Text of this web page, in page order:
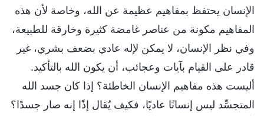
الإنسان يحتفظ بمفاهيم عظيمة عن الله، وخاصة لأن هذه
المفاهيم مكونة من عناصر غامضة كثيرة وخارقة للطبيعة،
وفي نظر الإنسان، لا يمكن لإله عادي بضعف بشري، غير
قادر على القيام بآيات وعجائب، أن يكون الله بالتأكيد.
أليست هذه مفاهيم الإنسان الخاطئة؟ إذا كان جسد الله
المتجسِّد ليس إنسانًا عاديًا، فكيف يُقال إذًا إنه صار جسدًا؟